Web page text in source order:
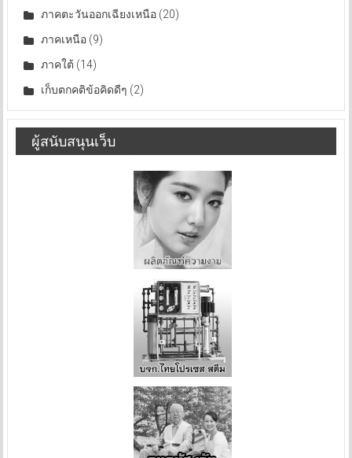
ภาคตะวันออกเฉียงเหนือ(20)
ภาคเหนือ(9)
ภาคใต้(14)
เก็บตกคติข้อคิดดีๆ (2)
ผู้สนับสนุนเว็บ